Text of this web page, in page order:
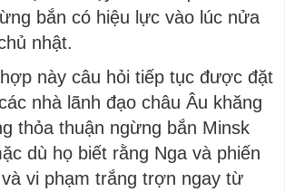
bắn có hiệu lực vào lúc nửa
nhật.
này câu hỏi tiếp tục được đặt
nhà lãnh đạo châu Âu khăng
thỏa thuận ngừng bắn Minsk
dù họ biết rằng Nga và phiến
vi phạm trắng trợn ngay từ